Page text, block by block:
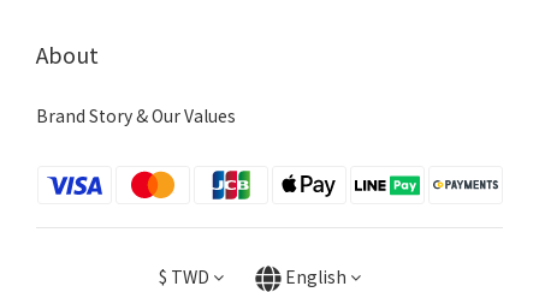
About
Brand Story & Our Values
$ TWD English